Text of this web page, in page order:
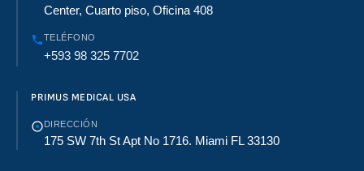
Center, Cuarto piso, Oficina 408
TELÉFONO
+593 98 325 7702
PRIMUS MEDICAL USA
DIRECCIÓN
175 SW 7th St Apt No 1716. Miami FL 33130